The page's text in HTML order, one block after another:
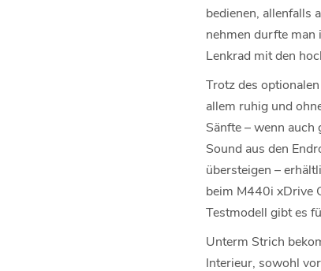
bedienen, allenfalls
nehmen durfte man
Lenkrad mit den
Trotz des
allem ruhig und
Sänfte – wenn
Sound aus den
übersteigen –
beim M440i xDrive
Testmodell gibt es
Unterm Strich
Interieur, sowohl